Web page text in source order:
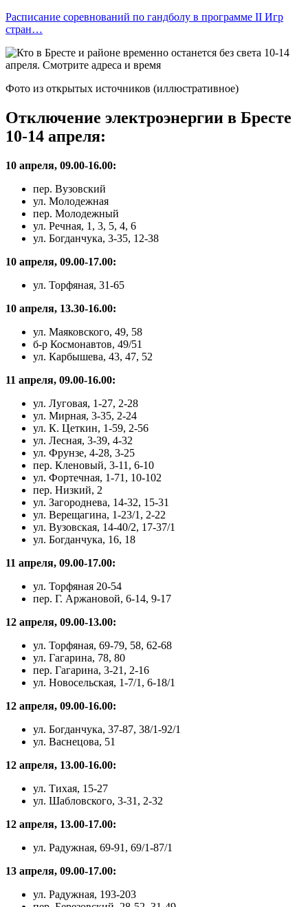
Расписание соревнований по гандболу в программе II Игр
стран…
Фото из открытых источников (иллюстративное)
Отключение электроэнергии в Бресте
10-14 апреля:
10 апреля, 09.00-16.00:
пер. Вузовский
ул. Молодежная
пер. Молодежный
ул. Речная, 1, 3, 5, 4, 6
ул. Богданчука, 3-35, 12-38
10 апреля, 09.00-17.00:
ул. Торфяная, 31-65
10 апреля, 13.30-16.00:
ул. Маяковского, 49, 58
б-р Космонавтов, 49/51
ул. Карбышева, 43, 47, 52
11 апреля, 09.00-16.00:
ул. Луговая, 1-27, 2-28
ул. Мирная, 3-35, 2-24
ул. К. Цеткин, 1-59, 2-56
ул. Лесная, 3-39, 4-32
ул. Фрунзе, 4-28, 3-25
пер. Кленовый, 3-11, 6-10
ул. Фортечная, 1-71, 10-102
пер. Низкий, 2
ул. Загороднева, 14-32, 15-31
ул. Верещагина, 1-23/1, 2-22
ул. Вузовская, 14-40/2, 17-37/1
ул. Богданчука, 16, 18
11 апреля, 09.00-17.00:
ул. Торфяная 20-54
пер. Г. Аржановой, 6-14, 9-17
12 апреля, 09.00-13.00:
ул. Торфяная, 69-79, 58, 62-68
ул. Гагарина, 78, 80
пер. Гагарина, 3-21, 2-16
ул. Новосельская, 1-7/1, 6-18/1
12 апреля, 09.00-16.00:
ул. Богданчука, 37-87, 38/1-92/1
ул. Васнецова, 51
12 апреля, 13.00-16.00:
ул. Тихая, 15-27
ул. Шабловского, 3-31, 2-32
12 апреля, 13.00-17.00:
ул. Радужная, 69-91, 69/1-87/1
13 апреля, 09.00-17.00:
ул. Радужная, 193-203